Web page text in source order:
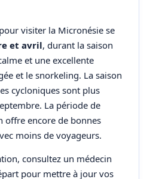
visiter la Micronésie se
et avril, durant la saison
et une excellente
et le snorkeling. La saison
cycloniques sont plus
La période de
offre encore de bonnes
moins de voyageurs.
consultez un médecin
pour mettre à jour vos